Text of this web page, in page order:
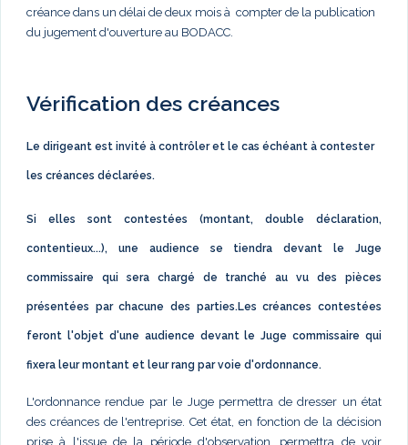
créance dans un délai de deux mois à compter de la publication
du jugement d'ouverture au BODACC.
Vérification des créances
Le dirigeant est invité à contrôler et le cas échéant à contester
les créances déclarées.
Si elles sont contestées (montant, double déclaration,
contentieux...), une audience se tiendra devant le Juge
commissaire qui sera chargé de tranché au vu des pièces
présentées par chacune des parties.Les créances contestées
feront l'objet d'une audience devant le Juge commissaire qui
fixera leur montant et leur rang par voie d'ordonnance.
L'ordonnance rendue par le Juge permettra de dresser un état
des créances de l'entreprise. Cet état, en fonction de la décision
prise à l'issue de la période d'observation, permettra de voir